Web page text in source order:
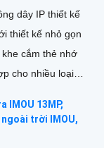
dây IP thiết kế
thiết kế nhỏ gọn
cắm thẻ nhớ
cho nhiều loại